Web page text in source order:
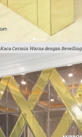
Kaca Cermin Warna dengan Bevelling